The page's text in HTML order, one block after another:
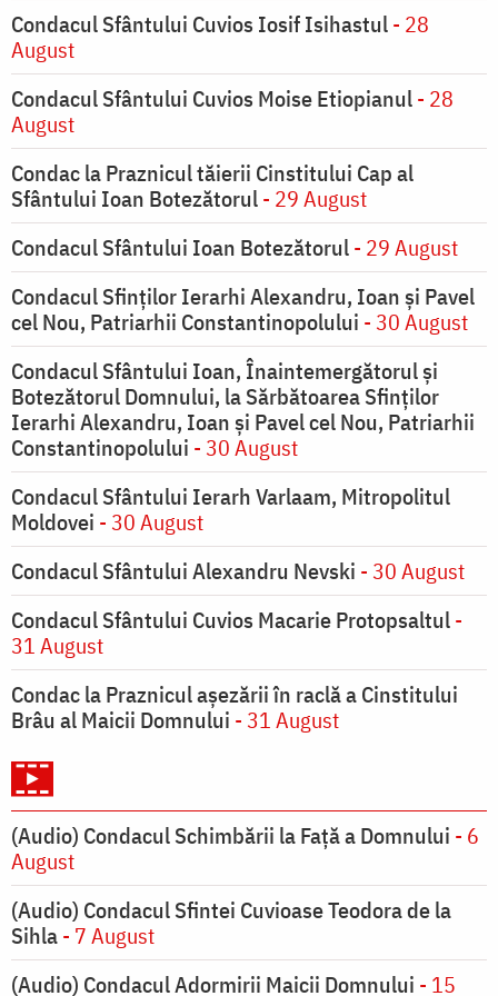
Condacul Sfântului Cuvios Iosif Isihastul- 28
August
Condacul Sfântului Cuvios Moise Etiopianul- 28
August
Condac la Praznicul tăierii Cinstitului Cap al
Sfântului Ioan Botezătorul- 29 August
Condacul Sfântului Ioan Botezătorul- 29 August
Condacul Sfinţilor Ierarhi Alexandru, Ioan şi Pavel
cel Nou, Patriarhii Constantinopolului - 30 August
Condacul Sfântului Ioan, Înaintemergătorul şi
Botezătorul Domnului, la Sărbătoarea Sfinţilor
Ierarhi Alexandru, Ioan şi Pavel cel Nou, Patriarhii
Constantinopolului - 30 August
Condacul Sfântului Ierarh Varlaam, Mitropolitul
Moldovei - 30 August
Condacul Sfântului Alexandru Nevski - 30 August
Condacul Sfântului Cuvios Macarie Protopsaltul-
31 August
Condac la Praznicul aşezării în raclă a Cinstitului
Brâu al Maicii Domnului - 31 August
(Audio) Condacul Schimbării la Față a Domnului - 6
August
(Audio) Condacul Sfintei Cuvioase Teodora de la
Sihla- 7 August
(Audio) Condacul Adormirii Maicii Domnului - 15